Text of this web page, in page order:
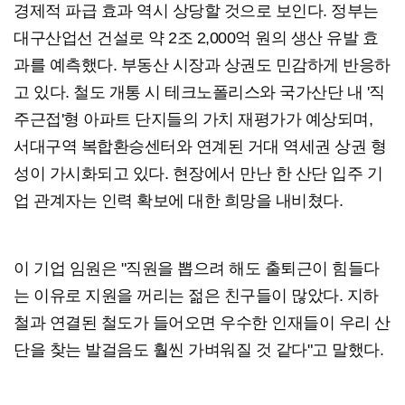
경제적 파급 효과 역시 상당할 것으로 보인다. 정부는
대구산업선 건설로 약 2조 2,000억 원의 생산 유발 효
과를 예측했다. 부동산 시장과 상권도 민감하게 반응하
고 있다. 철도 개통 시 테크노폴리스와 국가산단 내 '직
주근접'형 아파트 단지들의 가치 재평가가 예상되며,
서대구역 복합환승센터와 연계된 거대 역세권 상권 형
성이 가시화되고 있다. 현장에서 만난 한 산단 입주 기
업 관계자는 인력 확보에 대한 희망을 내비쳤다.
이 기업 임원은 "직원을 뽑으려 해도 출퇴근이 힘들다
는 이유로 지원을 꺼리는 젊은 친구들이 많았다. 지하
철과 연결된 철도가 들어오면 우수한 인재들이 우리 산
단을 찾는 발걸음도 훨씬 가벼워질 것 같다"고 말했다.